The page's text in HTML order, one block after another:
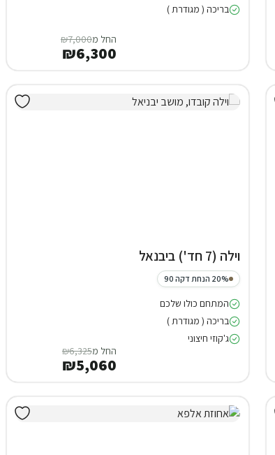
בריכה ( מגודרת )
החל מ₪7,000
₪6,300
וילה (7 חד') ביבנאל
20% הנחת דקה 90
המתחם כולו שלכם
בריכה ( מגודרת )
ג'קוזי חיצוני
החל מ₪6,325
₪5,060